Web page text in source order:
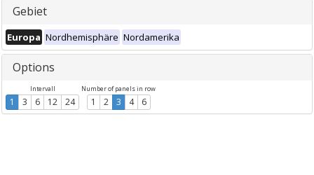
Gebiet
Europa Nordhemisphäre Nordamerika
Options
Intervall
1 3 6 12 24
Number of panels in row
1 2 3 4 6